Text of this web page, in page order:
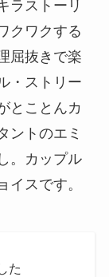
ラストーリ
クワクする
屈抜きで楽
・ストリー
とことんカ
ントのエミ
。カップル
イスです。
た